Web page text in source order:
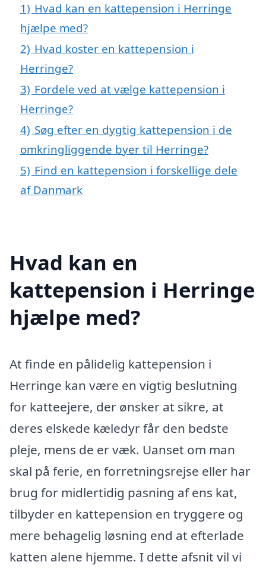
1) Hvad kan en kattepension i Herringe
hjælpe med?
2) Hvad koster en kattepension i
Herringe?
3) Fordele ved at vælge kattepension i
Herringe?
4) Søg efter en dygtig kattepension i de
omkringliggende byer til Herringe?
5) Find en kattepension i forskellige dele
af Danmark
Hvad kan en
kattepension i Herringe
hjælpe med?
At finde en pålidelig kattepension i
Herringe kan være en vigtig beslutning
for katteejere, der ønsker at sikre, at
deres elskede kæledyr får den bedste
pleje, mens de er væk. Uanset om man
skal på ferie, en forretningsrejse eller har
brug for midlertidig pasning af ens kat,
tilbyder en kattepension en tryggere og
mere behagelig løsning end at efterlade
katten alene hjemme. I dette afsnit vil vi